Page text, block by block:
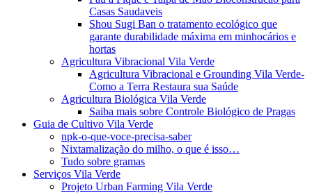
Casas Saudaveis
Shou Sugi Ban o tratamento ecológico que
garante durabilidade máxima em minhocários e
hortas
Agricultura Vibracional Vila Verde
Agricultura Vibracional e Grounding Vila Verde-
Como a Terra Restaura sua Saúde
Agricultura Biológica Vila Verde
Saiba mais sobre Controle Biológico de Pragas
Guia de Cultivo Vila Verde
npk-o-que-voce-precisa-saber
Nixtamalização do milho, o que é isso…
Tudo sobre gramas
Serviços Vila Verde
Projeto Urban Farming Vila Verde